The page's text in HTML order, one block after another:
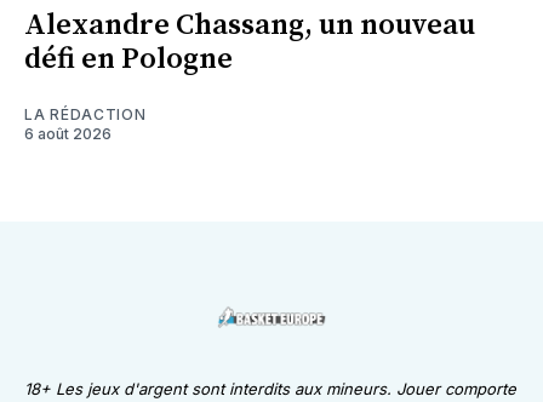
Alexandre Chassang, un nouveau
défi en Pologne
LA RÉDACTION
6 août 2026
18+ Les jeux d'argent sont interdits aux mineurs. Jouer comporte